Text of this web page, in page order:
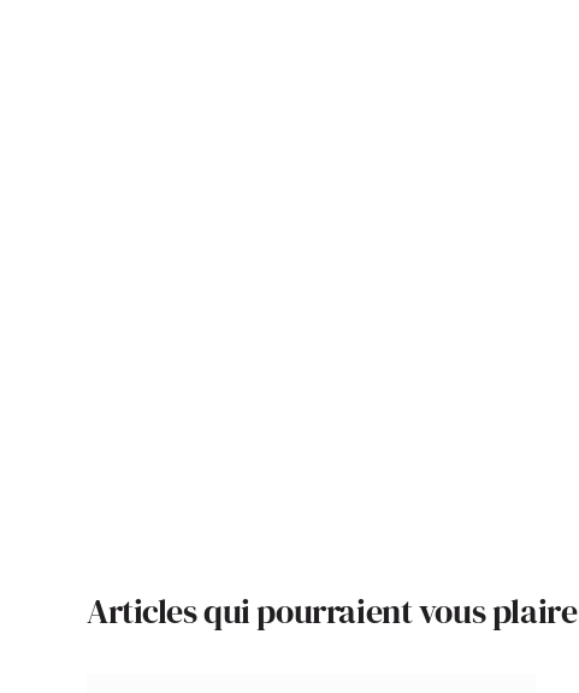
Articles qui pourraient vous plaire